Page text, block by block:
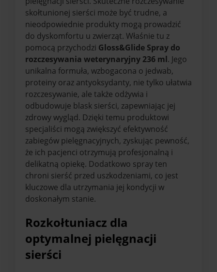
skołtunionej sierści może być trudne, a
nieodpowiednie produkty mogą prowadzić
do dyskomfortu u zwierząt. Właśnie tu z
pomocą przychodzi Gloss&Glide Spray do
rozczesywania weterynaryjny 236 ml. Jego
unikalna formuła, wzbogacona o jedwab,
proteiny oraz antyoksydanty, nie tylko ułatwia
rozczesywanie, ale także odżywia i
odbudowuje blask sierści, zapewniając jej
zdrowy wygląd. Dzięki temu produktowi
specjaliści mogą zwiększyć efektywność
zabiegów pielęgnacyjnych, zyskując pewność,
że ich pacjenci otrzymują profesjonalną i
delikatną opiekę. Dodatkowo spray ten
chroni sierść przed uszkodzeniami, co jest
kluczowe dla utrzymania jej kondycji w
doskonałym stanie.
Rozkołtuniacz dla
optymalnej pielęgnacji
sierści